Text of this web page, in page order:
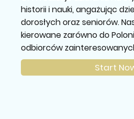
historii i nauki, angażując
dorosłych oraz seniorów.
kierowane zarówno do
odbiorców
Start